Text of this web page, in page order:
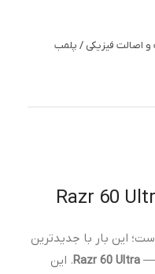
و اصالت فیزیکی / پلمب
این بار با جدیدترین
—
Razr 60 Ultra. این